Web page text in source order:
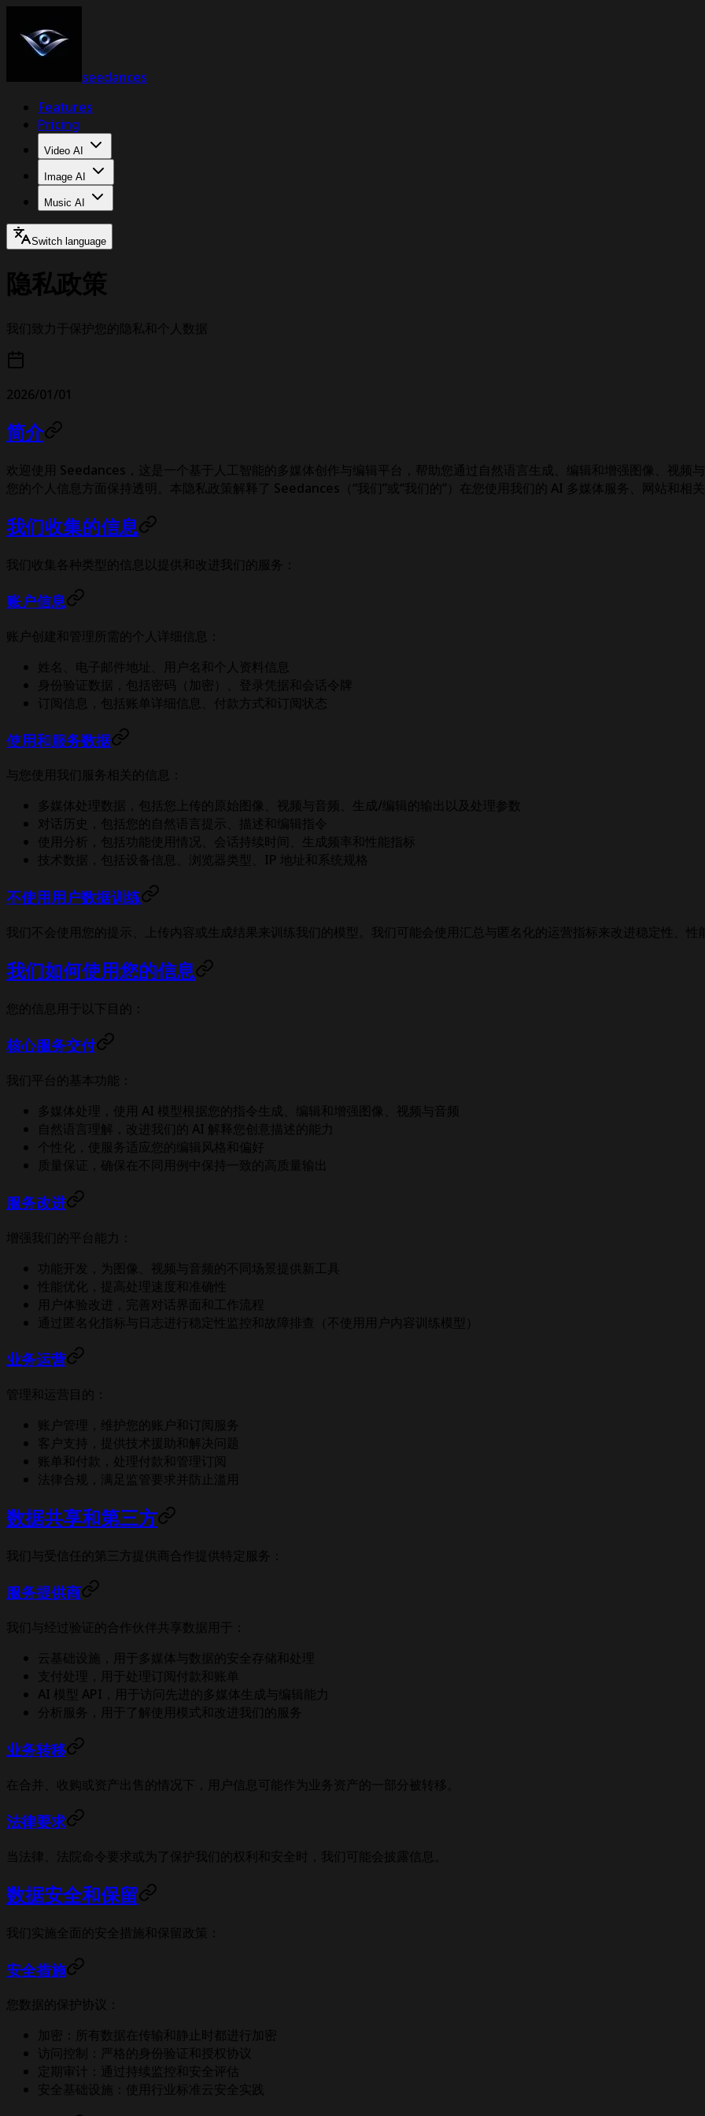
seedances
Features
Pricing
Video AI
Image AI
Music AI
Switch language
隐私政策
我们致力于保护您的隐私和个人数据
2026/01/01
简介
欢迎使用 Seedances，这是一个基于人工智能的多媒体创作与编辑平台，帮助您通过自然语言生成、编辑和增强图像、视频
您的个人信息方面保持透明。本隐私政策解释了 Seedances（“我们”或“我们的”）在您使用我们的 AI 多媒体服务、网站和相
我们收集的信息
我们收集各种类型的信息以提供和改进我们的服务：
账户信息
账户创建和管理所需的个人详细信息：
姓名、电子邮件地址、用户名和个人资料信息
身份验证数据，包括密码（加密）、登录凭据和会话令牌
订阅信息，包括账单详细信息、付款方式和订阅状态
使用和服务数据
与您使用我们服务相关的信息：
多媒体处理数据，包括您上传的原始图像、视频与音频、生成/编辑的输出以及处理参数
对话历史，包括您的自然语言提示、描述和编辑指令
使用分析，包括功能使用情况、会话持续时间、生成频率和性能指标
技术数据，包括设备信息、浏览器类型、IP 地址和系统规格
不使用用户数据训练
我们不会使用您的提示、上传内容或生成结果来训练我们的模型。我们可能会使用汇总与匿名化的运营指标来改进稳定性、性
我们如何使用您的信息
您的信息用于以下目的：
核心服务交付
我们平台的基本功能：
多媒体处理，使用 AI 模型根据您的指令生成、编辑和增强图像、视频与音频
自然语言理解，改进我们的 AI 解释您创意描述的能力
个性化，使服务适应您的编辑风格和偏好
质量保证，确保在不同用例中保持一致的高质量输出
服务改进
增强我们的平台能力：
功能开发，为图像、视频与音频的不同场景提供新工具
性能优化，提高处理速度和准确性
用户体验改进，完善对话界面和工作流程
通过匿名化指标与日志进行稳定性监控和故障排查（不使用用户内容训练模型）
业务运营
管理和运营目的：
账户管理，维护您的账户和订阅服务
客户支持，提供技术援助和解决问题
账单和付款，处理付款和管理订阅
法律合规，满足监管要求并防止滥用
数据共享和第三方
我们与受信任的第三方提供商合作提供特定服务：
服务提供商
我们与经过验证的合作伙伴共享数据用于：
云基础设施，用于多媒体与数据的安全存储和处理
支付处理，用于处理订阅付款和账单
AI 模型 API，用于访问先进的多媒体生成与编辑能力
分析服务，用于了解使用模式和改进我们的服务
业务转移
在合并、收购或资产出售的情况下，用户信息可能作为业务资产的一部分被转移。
法律要求
当法律、法院命令要求或为了保护我们的权利和安全时，我们可能会披露信息。
数据安全和保留
我们实施全面的安全措施和保留政策：
安全措施
您数据的保护协议：
加密：所有数据在传输和静止时都进行加密
访问控制：严格的身份验证和授权协议
定期审计：通过持续监控和安全评估
安全基础设施：使用行业标准云安全实践